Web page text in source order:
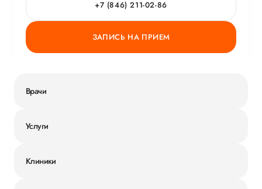
+7 (846) 211-02-86
ЗАПИСЬ НА ПРИЕМ
Врачи
Услуги
Клиники